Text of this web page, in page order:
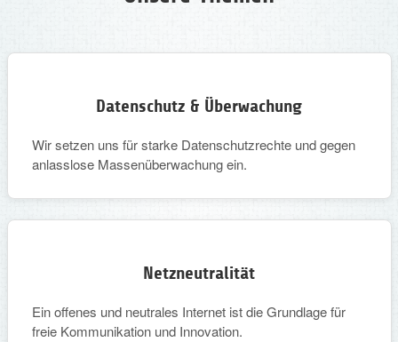
Datenschutz & Überwachung
Wir setzen uns für starke Datenschutzrechte und gegen
anlasslose Massenüberwachung ein.
Netzneutralität
Ein offenes und neutrales Internet ist die Grundlage für
freie Kommunikation und Innovation.